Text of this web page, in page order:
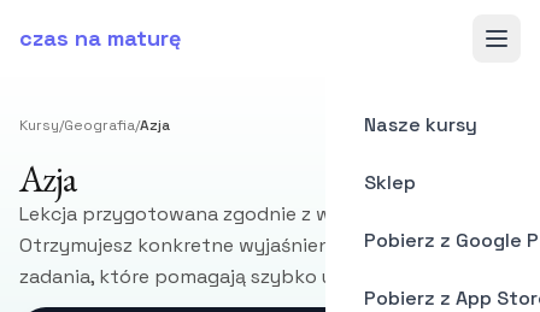
czas na maturę
Nasze kursy
Sklep
Pobierz z Google
Pobierz z App
Kursy/Geografia/Azja
Azja
Lekcja przygotowana zgodnie z wymaganiami CKE.
Otrzymujesz konkretne wyjaśnienia, przykłady i
zadania, które pomagają szybko utrwalić materiał.